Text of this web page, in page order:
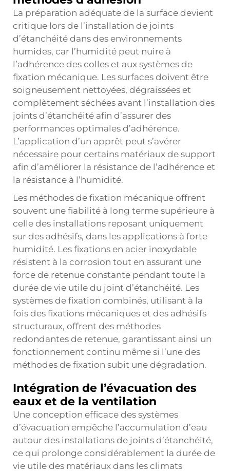
La préparation adéquate de la surface devient
critique lors de l’installation de joints
d’étanchéité dans des environnements
humides, car l’humidité peut nuire à
l’adhérence des colles et aux systèmes de
fixation mécanique. Les surfaces doivent être
soigneusement nettoyées, dégraissées et
complètement séchées avant l’installation des
joints d’étanchéité afin d’assurer des
performances optimales d’adhérence.
L’application d’un apprêt peut s’avérer
nécessaire pour certains matériaux de support
afin d’améliorer la résistance de l’adhérence et
la résistance à l’humidité.
Les méthodes de fixation mécanique offrent
souvent une fiabilité à long terme supérieure à
celle des installations reposant uniquement
sur des adhésifs, dans les applications à forte
humidité. Les fixations en acier inoxydable
résistent à la corrosion tout en assurant une
force de retenue constante pendant toute la
durée de vie utile du joint d’étanchéité. Les
systèmes de fixation combinés, utilisant à la
fois des fixations mécaniques et des adhésifs
structuraux, offrent des méthodes
redondantes de retenue, garantissant ainsi un
fonctionnement continu même si l’une des
méthodes de fixation subit une dégradation.
Intégration de l’évacuation des
eaux et de la ventilation
Une conception efficace des systèmes
d’évacuation empêche l’accumulation d’eau
autour des installations de joints d’étanchéité,
ce qui prolonge considérablement la durée de
vie utile des matériaux dans les climats